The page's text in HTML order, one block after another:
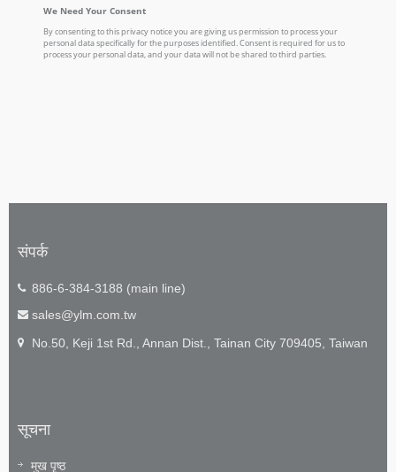
संपर्क
886-6-384-3188 (main line)
sales@ylm.com.tw
No.50, Keji 1st Rd., Annan Dist., Tainan City 709405, Taiwan
सूचना
मुख पृष्ठ